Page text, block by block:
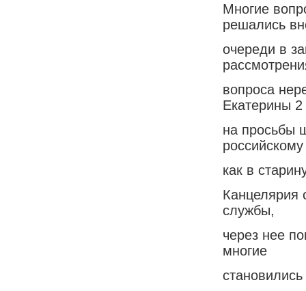
Многие
решались
очереди в
вопроса
Екатерины 2
на просьбы
как в
Канцелярия
службы,
через нее
многие